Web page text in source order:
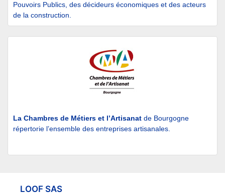
Pouvoirs Publics, des décideurs économiques et des acteurs
de la construction.
La Chambres de Métiers et l’Artisanat de Bourgogne
répertorie l’ensemble des entreprises artisanales.
LOOF SAS